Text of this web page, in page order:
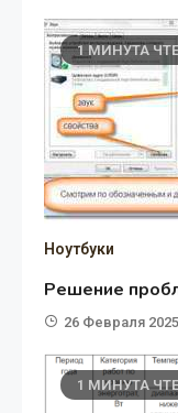
1 МИНУТА
Ноутбуки
Решение
26 Февраля 2025
1 МИНУТА